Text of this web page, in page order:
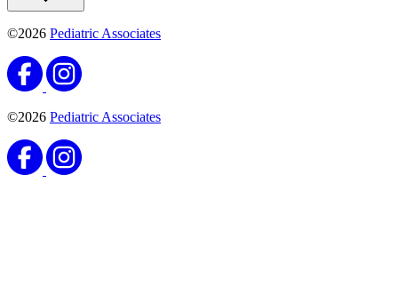
©2026 Pediatric Associates
©2026 Pediatric Associates